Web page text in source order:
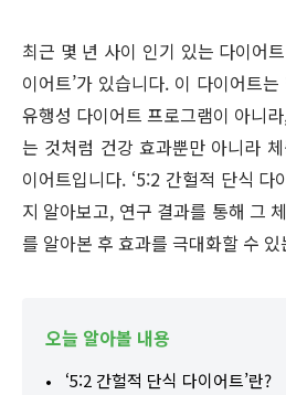
최근 몇 년 사이 인기 있는 다이어
이어트’가 있습니다. 이 다이어트
유행성 다이어트 프로그램이 아니
는 것처럼 건강 효과뿐만 아니라
이어트입니다. ‘5:2 간헐적 단식 다
지 알아보고, 연구 결과를 통해 그
를 알아본 후 효과를 극대화할 수
오늘 알아볼 내용
‘5:2 간헐적 단식 다이어트’란?